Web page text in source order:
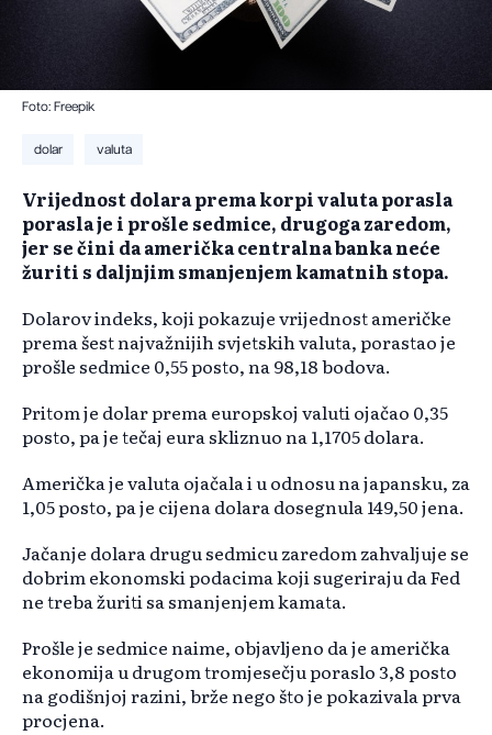
Foto: Freepik
dolar valuta
Vrijednost dolara prema korpi valuta porasla
porasla je i prošle sedmice, drugoga zaredom,
jer se čini da američka centralna banka neće
žuriti s daljnjim smanjenjem kamatnih stopa.
Dolarov indeks, koji pokazuje vrijednost američke
prema šest najvažnijih svjetskih valuta, porastao je
prošle sedmice 0,55 posto, na 98,18 bodova.
Pritom je dolar prema europskoj valuti ojačao 0,35
posto, pa je tečaj eura skliznuo na 1,1705 dolara.
Američka je valuta ojačala i u odnosu na japansku, za
1,05 posto, pa je cijena dolara dosegnula 149,50 jena.
Jačanje dolara drugu sedmicu zaredom zahvaljuje se
dobrim ekonomski podacima koji sugeriraju da Fed
ne treba žuriti sa smanjenjem kamata.
Prošle je sedmice naime, objavljeno da je američka
ekonomija u drugom tromjesečju poraslo 3,8 posto
na godišnjoj razini, brže nego što je pokazivala prva
procjena.